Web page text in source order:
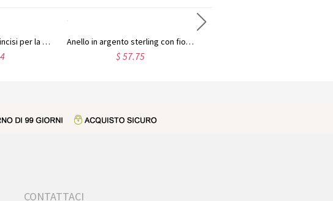
Anello con tre nomi incisi per la mamma in oro rosa Anello in argento sterling con fiocco e pietra portafortuna a forma di cuore, personalizzato con i nomi delle coppie
$ 57.75
CONTATTACI